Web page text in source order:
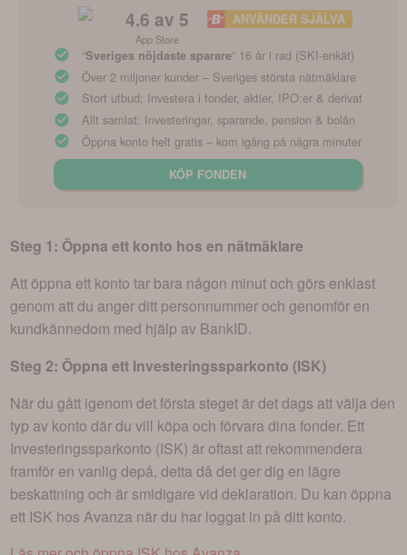
4.6 av 5
App Store
ANVÄNDER SJÄLVA
“Sveriges nöjdaste sparare” 16 år i rad (SKI-enkät)
Över 2 miljoner kunder – Sveriges största nätmäklare
Stort utbud: Investera i fonder, aktier, IPO:er & derivat
Allt samlat: Investeringar, sparande, pension & bolån
Öppna konto helt gratis – kom igång på några minuter
KÖP FONDEN
Steg 1: Öppna ett konto hos en nätmäklare
Att öppna ett konto tar bara någon minut och görs enklast
genom att du anger ditt personnummer och genomför en
kundkännedom med hjälp av BankID.
Steg 2: Öppna ett Investeringssparkonto (ISK)
När du gått igenom det första steget är det dags att välja den
typ av konto där du vill köpa och förvara dina fonder. Ett
Investeringssparkonto (ISK) är oftast att rekommendera
framför en vanlig depå, detta då det ger dig en lägre
beskattning och är smidigare vid deklaration. Du kan öppna
ett ISK hos Avanza när du har loggat in på ditt konto.